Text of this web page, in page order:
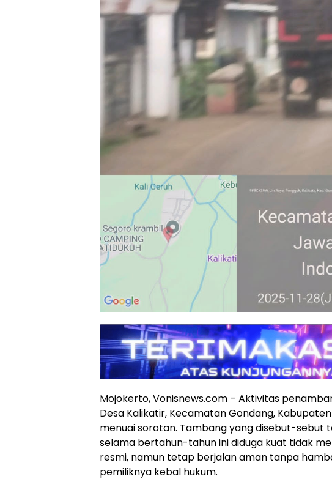
Mojokerto, Vonisnews.com – Aktivitas
Desa Kalikatir, Kecamatan Gondang,
menuai sorotan. Tambang yang disebut-sebut
selama bertahun-tahun ini diduga kuat tidak
resmi, namun tetap berjalan aman tanpa
pemiliknya kebal hukum.